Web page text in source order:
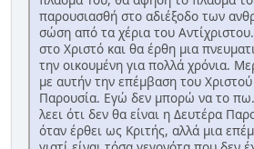
παρουσιασθή στο αδιέξοδο των
σώση από τα χέρια του
στο Χριστό και θα έρθη μια
την οικουμένη για πολλά χρόνια.
με αυτήν την επέμβαση του
Παρουσία. Εγώ δεν μπορώ να το
λεει ότι δεν θα είναι η Δευτέρα
όταν έρθει ως Κριτής, αλλά μια